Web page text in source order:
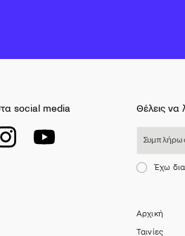
social media Θέλεις να
Έχω
Αρχική
Ταινίες